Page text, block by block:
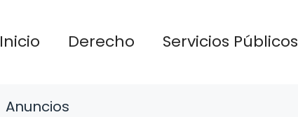
Inicio Derecho Servicios Públicos
Anuncios